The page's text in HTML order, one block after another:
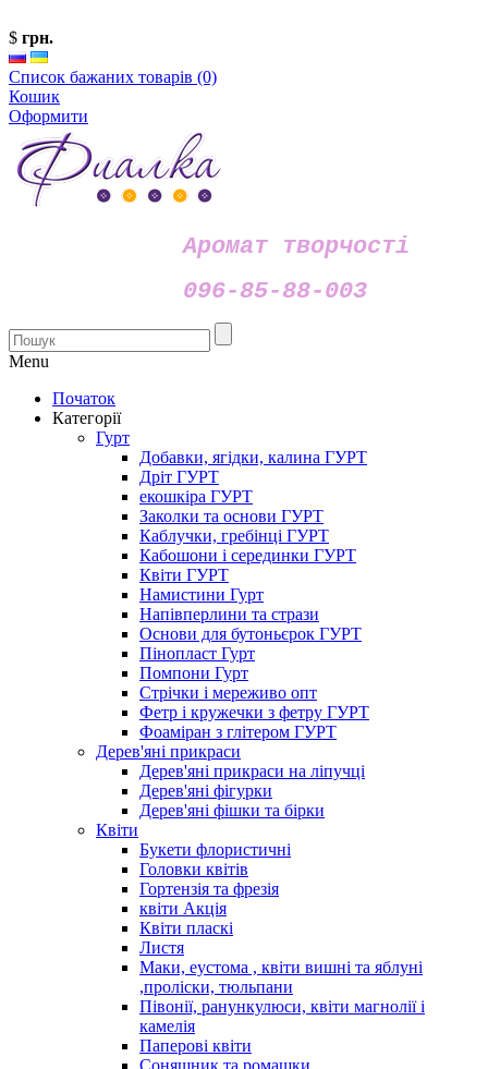
$ грн.
Список бажаних товарів (0)
Кошик
Оформити
Аромат творчості
096-85-88-003
Menu
Початок
Категорії
Гурт
Добавки, ягідки, калина ГУРТ
Дріт ГУРТ
екошкіра ГУРТ
Заколки та основи ГУРТ
Каблучки, гребінці ГУРТ
Кабошони і серединки ГУРТ
Квіти ГУРТ
Намистини Гурт
Напівперлини та стрази
Основи для бутоньєрок ГУРТ
Пінопласт Гурт
Помпони Гурт
Стрічки і мереживо опт
Фетр і кружечки з фетру ГУРТ
Фоаміран з глітером ГУРТ
Дерев'яні прикраси
Дерев'яні прикраси на ліпучці
Дерев'яні фігурки
Дерев'яні фішки та бірки
Квіти
Букети флористичні
Головки квітів
Гортензія та фрезія
квіти Акція
Квіти пласкі
Листя
Маки, еустома , квіти вишні та яблуні
,проліски, тюльпани
Півонії, ранункулюси, квіти магнолії і
камелія
Паперові квіти
Соняшник та ромашки